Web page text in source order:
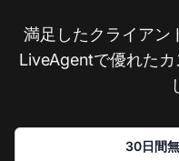
満足したクライアン
LiveAgentで優れた
30日間